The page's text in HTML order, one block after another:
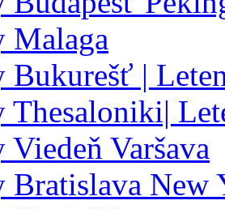
Malaga
Bukurešť |
Thesaloniki|
Viedeň Varšava
Bratislava New